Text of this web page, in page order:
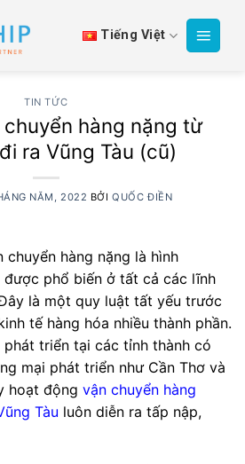
Tiếng Việt
TIN TỨC
chuyển hàng nặng từ
ra Vũng Tàu (cũ)
NĂM, 2022 BỞIQUỐC ĐIỀN
chuyển hàng nặng là hình
được phổ biến ở tất cả các lĩnh
là một quy luật tất yếu trước
tế hàng hóa nhiều thành phần.
phát triển tại các tỉnh thành có
mại phát triển như Cần Thơ và
hoạt động vận chuyển hàng
Tàu luôn diễn ra tấp nập,